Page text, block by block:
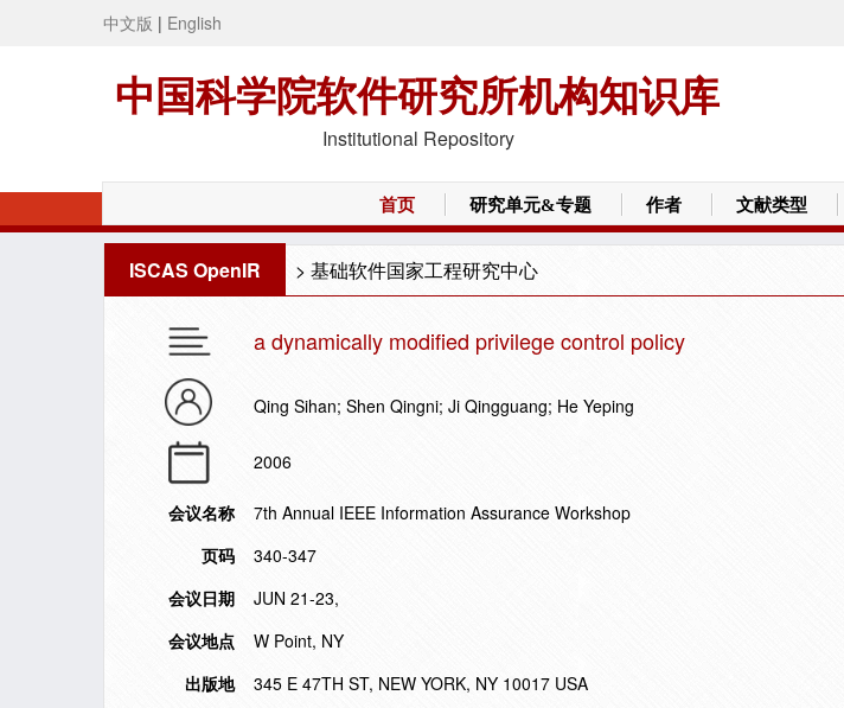
中文版 | English
中国科学院软件研究所机构知识库
Institutional Repository
首页 研究单元&专题 作者 文献类型
ISCAS OpenIR > 基础软件国家工程研究中心
a dynamically modified privilege control policy
Qing Sihan; Shen Qingni; Ji Qingguang; He Yeping
2006
会议名称
7th Annual IEEE Information Assurance Workshop
页码
340-347
会议日期
JUN 21-23,
会议地点
W Point, NY
出版地
345 E 47TH ST, NEW YORK, NY 10017 USA